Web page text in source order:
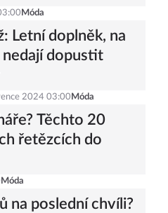
Móda
Letní doplněk, na
dopustit
2024 03:00 Móda
Těchto 20
řetězcích do
Móda
na poslední chvíli?